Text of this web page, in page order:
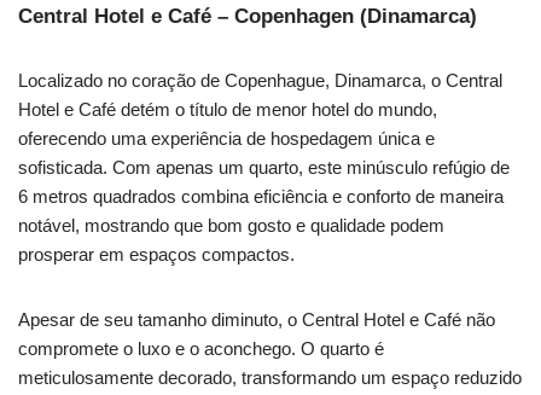
Central Hotel e Café – Copenhagen (Dinamarca)
Localizado no coração de Copenhague, Dinamarca, o Central
Hotel e Café detém o título de menor hotel do mundo,
oferecendo uma experiência de hospedagem única e
sofisticada. Com apenas um quarto, este minúsculo refúgio de
6 metros quadrados combina eficiência e conforto de maneira
notável, mostrando que bom gosto e qualidade podem
prosperar em espaços compactos.
Apesar de seu tamanho diminuto, o Central Hotel e Café não
compromete o luxo e o aconchego. O quarto é
meticulosamente decorado, transformando um espaço reduzido